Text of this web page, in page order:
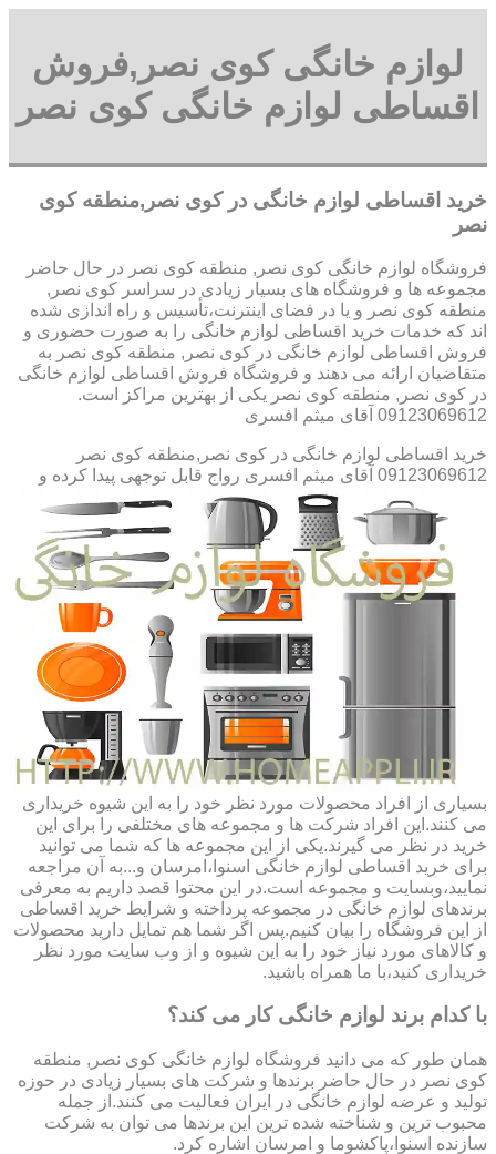
لوازم خانگی کوی نصر,فروش
اقساطی لوازم خانگی کوی نصر
خرید اقساطی لوازم خانگی در کوی نصر,منطقه کوی
نصر
فروشگاه لوازم خانگی کوی نصر, منطقه کوی نصر در حال حاضر
مجموعه ها و فروشگاه های بسیار زیادی در سراسر کوی نصر,
منطقه کوی نصر و یا در فضای اینترنت،تأسیس و راه اندازی شده
اند که خدمات خرید اقساطی لوازم خانگی را به صورت حضوری و
فروش اقساطی لوازم خانگی در کوی نصر, منطقه کوی نصر به
متقاضیان ارائه می دهند و فروشگاه فروش اقساطی لوازم خانگی
در کوی نصر, منطقه کوی نصر یکی از بهترین مراکز است.
09123069612 آقای میثم افسری
خرید اقساطی لوازم خانگی در کوی نصر,منطقه کوی نصر
09123069612 آقای میثم افسری
رواج قابل توجهی پیدا کرده و
بسیاری از افراد محصولات مورد نظر خود را به این شیوه خریداری
می کنند.این افراد شرکت ها و مجموعه های مختلفی را برای این
خرید در نظر می گیرند.یکی از این مجموعه ها که شما می توانید
برای خرید اقساطی لوازم خانگی اسنوا،امرسان و...به آن مراجعه
نمایید،وبسایت و مجموعه است.در این محتوا قصد داریم به معرفی
برندهای لوازم خانگی در مجموعه پرداخته و شرایط خرید اقساطی
از این فروشگاه را بیان کنیم.پس اگر شما هم تمایل دارید محصولات
و کالاهای مورد نیاز خود را به این شیوه و از وب سایت مورد نظر
خریداری کنید،با ما همراه باشید.
با کدام برند لوازم خانگی کار می کند؟
همان طور که می دانید فروشگاه لوازم خانگی کوی نصر, منطقه
کوی نصر در حال حاضر برندها و شرکت های بسیار زیادی در حوزه
تولید و عرضه لوازم خانگی در ایران فعالیت می کنند.از جمله
محبوب ترین و شناخته شده ترین این برندها می توان به شرکت
سازنده اسنوا،پاکشوما و امرسان اشاره کرد.